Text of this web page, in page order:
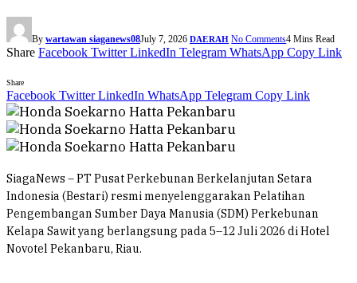
By wartawan siaganews08July 7, 2026 DAERAH No Comments4 Mins Read
Share Facebook Twitter LinkedIn Telegram WhatsApp Copy Link
Share
Facebook Twitter LinkedIn WhatsApp Telegram Copy Link
SiagaNews – PT Pusat Perkebunan Berkelanjutan Setara
Indonesia (Bestari) resmi menyelenggarakan Pelatihan
Pengembangan Sumber Daya Manusia (SDM) Perkebunan
Kelapa Sawit yang berlangsung pada 5–12 Juli 2026 di Hotel
Novotel Pekanbaru, Riau.